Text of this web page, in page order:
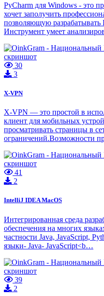
PyCharm для Windows - это
хочет заполучить
позволяющую
Инструмент умеет
30
3
X-VPN
X-VPN — это простой в
клиент для мобильных
просматривать страницы в
ограничений.Возможности
41
2
IntelliJ IDEA MacOS
Интегрированная cреда
обеспечения на многих
частности Java, JavaScript,
языки- Java- JavaScript<b…
39
2